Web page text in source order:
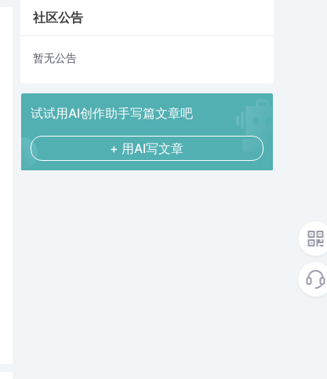
社区公告
暂无公告
试试用AI创作助手写篇文章吧
+ 用AI写文章